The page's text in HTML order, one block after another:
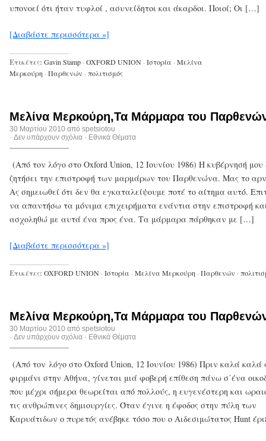
υπονοεί ότι ήταν τυφλοί , ασυνείδητοι και άκαρδοι. Ποιοί; Οι […]
[Διαβάστε περισσότερα »]
Ετικέτες: Gavin Stamp · OXFORD UNION · Ιστορία · Μελίνα
Μερκούρη · Παρθενών · πολιτισμός
Μελίνα Μερκούρη,Τα Μάρμαρα του
30 Μαρτίου 2010 από spetsiotou
· Δεν υπάρχουν σχόλια · Εθνικά Θέματα
(Από τον λόγο στο Oxford Union, 12 Ιουνίου 1986) Η κυβέρνησή μου
ζητήσει την επιστροφή των μαρμάρων του Παρθενώνα. Μας το
Ας σημειωθεί ότι δεν θα εγκαταλείψουμε ποτέ το αίτημα αυτό.
να απαντήσω τα μόνιμα επιχειρήματα ενάντια στην επιστροφή
ασχοληθώ με αυτά ένα προς ένα. Τα μάρμαρα πάρθηκαν με […]
[Διαβάστε περισσότερα »]
Ετικέτες: OXFORD UNION · Ιστορία · Μελίνα Μερκούρη · Παρθενών ·
Μελίνα Μερκούρη,Τα Μάρμαρα του
30 Μαρτίου 2010 από spetsiotou
· Δεν υπάρχουν σχόλια · Εθνικά Θέματα
(Από τον λόγο στο Oxford Union, 12 Ιουνίου 1986) Πριν καλά καλά
φιρμάνι στην Αθήνα, γίνεται μιά φοβερή επίθεση πάνω σ΄ένα
που μέχρι σήμερα θεωρείται από πολλούς, η ευγενέστερη και
τις ανθρώπινες δημιουργίες. Όταν έγινε η έφοδος στην πύλη των
Καρυάτιδων ο πυρετός ανέβηκε τόσο που ο Αιδεσιμώτατος Hunt